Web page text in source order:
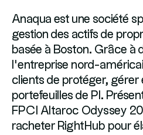
Anaqua est une société
gestion des actifs de
basée à Boston. Grâce à
l’entreprise nord-
clients de protéger, gérer
portefeuilles de PI.
FPCI Altaroc Odyssey
racheter RightHub pour